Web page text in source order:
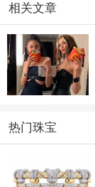
相关文章
热门珠宝